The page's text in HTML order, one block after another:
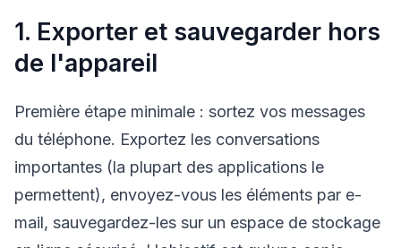
1. Exporter et sauvegarder hors
de l'appareil
Première étape minimale : sortez vos messages
du téléphone. Exportez les conversations
importantes (la plupart des applications le
permettent), envoyez-vous les éléments par e-
mail, sauvegardez-les sur un espace de stockage